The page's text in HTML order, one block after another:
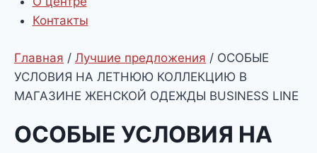
Контакты
Главная / Лучшие предложения / ОСОБЫЕ
УСЛОВИЯ НА ЛЕТНЮЮ КОЛЛЕКЦИЮ В
МАГАЗИНЕ ЖЕНСКОЙ ОДЕЖДЫ BUSINESS LINE
ОСОБЫЕ УСЛОВИЯ НА